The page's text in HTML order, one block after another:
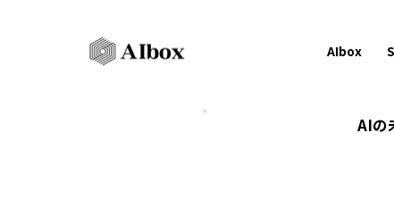
AIbox
AIの